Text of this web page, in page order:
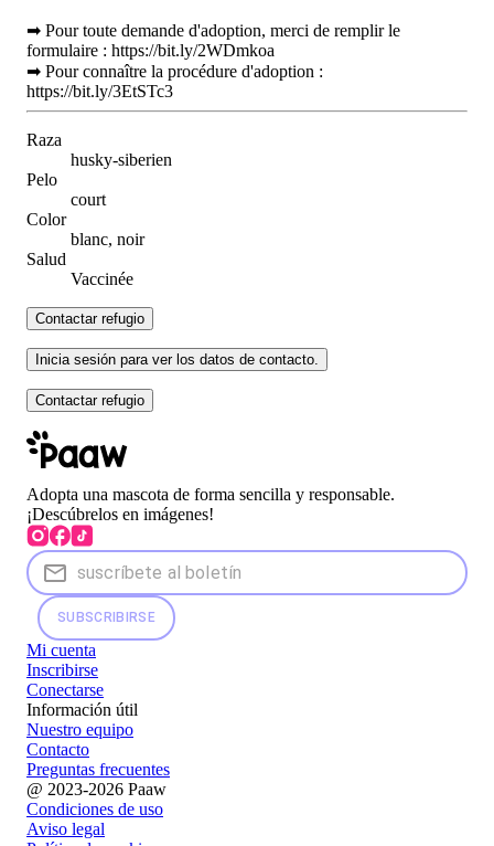
➡ Pour toute demande d'adoption, merci de remplir le
formulaire : https://bit.ly/2WDmkoa
➡ Pour connaître la procédure d'adoption :
https://bit.ly/3EtSTc3
Raza
husky-siberien
Pelo
court
Color
blanc, noir
Salud
Vaccinée
Contactar refugio
Inicia sesión para ver los datos de contacto.
Contactar refugio
Adopta una mascota de forma sencilla y responsable.
¡Descúbrelos en imágenes!
SUBSCRIBIRSE
Mi cuenta
Inscribirse
Conectarse
Información útil
Nuestro equipo
Contacto
Preguntas frecuentes
@ 2023-2026 Paaw
Condiciones de uso
Aviso legal